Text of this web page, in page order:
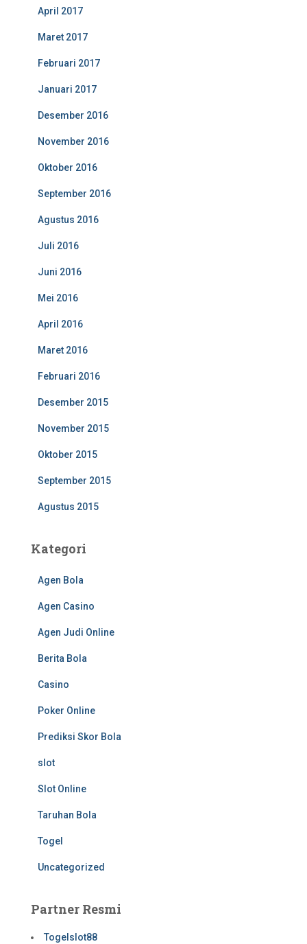
April 2017
Maret 2017
Februari 2017
Januari 2017
Desember 2016
November 2016
Oktober 2016
September 2016
Agustus 2016
Juli 2016
Juni 2016
Mei 2016
April 2016
Maret 2016
Februari 2016
Desember 2015
November 2015
Oktober 2015
September 2015
Agustus 2015
Kategori
Agen Bola
Agen Casino
Agen Judi Online
Berita Bola
Casino
Poker Online
Prediksi Skor Bola
slot
Slot Online
Taruhan Bola
Togel
Uncategorized
Partner Resmi
Togelslot88